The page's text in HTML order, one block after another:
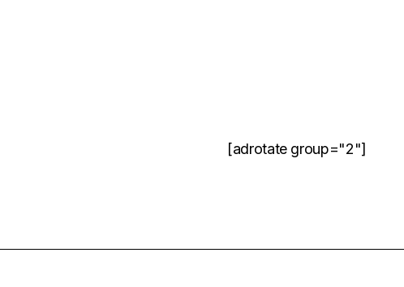
[adrotate group="2"]